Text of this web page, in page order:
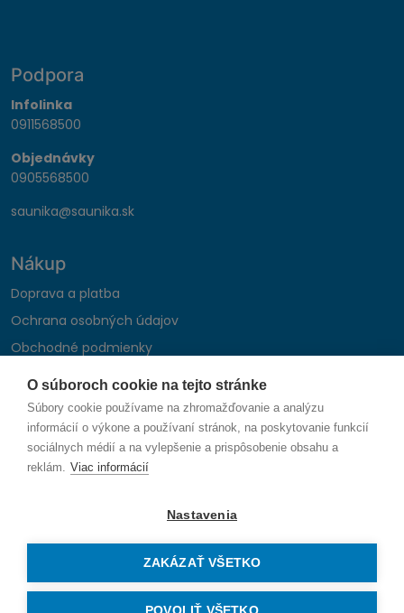
O súboroch cookie na tejto stránke
Súbory cookie používame na zhromažďovanie a analýzu
informácií o výkone a používaní stránok, na poskytovanie funkcií
sociálnych médií a na vylepšenie a prispôsobenie obsahu a
reklám. Viac informácií
Nastavenia
ZAKÁZAŤ VŠETKO
Podpora
Infolinka
0911568500
Objednávky
0905568500
saunika@saunika.sk
Nákup
Doprava a platba
Ochrana osobných údajov
Obchodné podmienky
Reklamačný poriadok
Montáž autohifi
Formulár na odstúpenie od zmluvy
Sledujte nás
Vytvorené na mieru oddenva.sk